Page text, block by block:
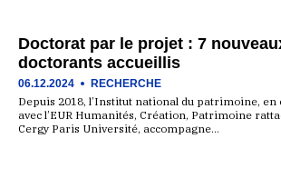
Doctorat par le projet : 7
doctorants accueillis
06.12.2024 RECHERCHE
Depuis 2018, l’Institut national du patrimoine, en
avec l’EUR Humanités, Création, Patrimoine
Cergy Paris Université, accompagne…